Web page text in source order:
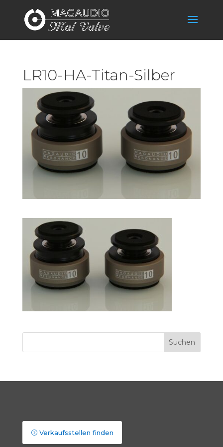
LR10-HA-Titan-Silber
Verkaufsstellen finden